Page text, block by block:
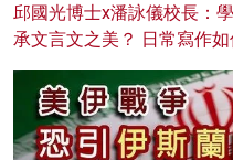
邱國光博士x潘詠儀校長：
承文言文之美？ 日常寫作如